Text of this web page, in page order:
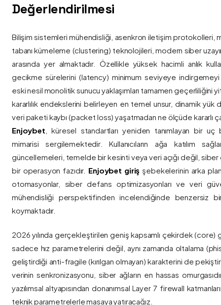
Değerlendirilmesi
Bilişim sistemleri mühendisliği, asenkron iletişim protokolleri,
tabanı kümeleme (clustering) teknolojileri, modern siber
arasında yer almaktadır. Özellikle yüksek hacimli anlık
gecikme sürelerini (latency) minimum seviyeye
eski nesil monolitik sunucu yaklaşımları tamamen geçerliliğini
kararlılık endekslerini belirleyen en temel unsur, dinamik yük
veri paketi kaybı (packet loss) yaşatmadan ne ölçüde kararlı
Enjoybet , küresel standartları yeniden tanımlayan bir
mimarisi sergilemektedir. Kullanıcıların ağa katılım
güncellemeleri, temelde bir kesinti veya veri açığı değil, siber
bir operasyon fazıdır. Enjoybet giriş şebekelerinin arka
otomasyonlar, siber defans optimizasyonları ve veri
mühendisliği perspektifinden incelendiğinde benzersiz
koymaktadır.
2026 yılında gerçekleştirilen geniş kapsamlı çekirdek
sadece hız parametrelerini değil, aynı zamanda oltalama
geliştirdiği anti-fragile (kırılgan olmayan) karakterini de
verinin senkronizasyonu, siber ağların en hassas
yazılımsal altyapısından donanımsal Layer 7 firewall
teknik parametrelerle masaya yatıracağız.